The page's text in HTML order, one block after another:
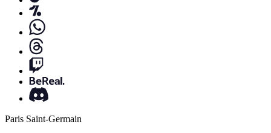
Paris Saint-Germain